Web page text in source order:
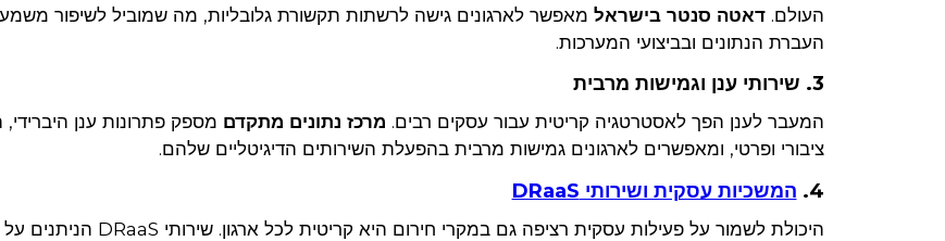
העולם.דאטה סנטר בישראל מאפשר לארגונים גישה לרשתות תקשורת גלובליות, מה שמוביל לשיפור
העברת הנתונים ובביצועי המערכות.
3. שירותי ענן וגמישות מרבית
המעבר לענן הפך לאסטרטגיה קריטית עבור עסקים רבים. מרכז נתונים מתקדם מספק פתרונות ענן
ציבורי ופרטי, ומאפשרים לארגונים גמישות מרבית בהפעלת השירותים הדיגיטליים שלהם.
4. המשכיות עסקית ושירותי DRaaS
היכולת לשמור על פעילות עסקית רציפה גם במקרי חירום היא קריטית לכל ארגון. שירותי DRaaS הניתנים על ידי